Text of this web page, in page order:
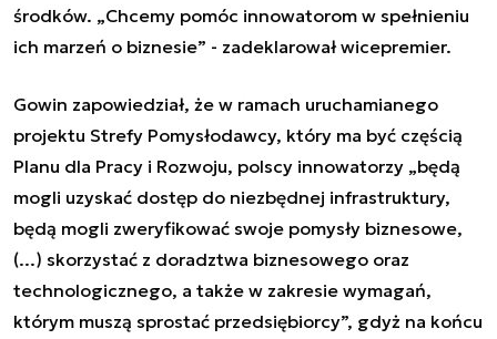
środków. „Chcemy pomóc innowatorom w spełnieniu
ich marzeń o biznesie” - zadeklarował wicepremier.
Gowin zapowiedział, że w ramach uruchamianego
projektu Strefy Pomysłodawcy, który ma być częścią
Planu dla Pracy i Rozwoju, polscy innowatorzy „będą
mogli uzyskać dostęp do niezbędnej infrastruktury,
będą mogli zweryfikować swoje pomysły biznesowe,
(...) skorzystać z doradztwa biznesowego oraz
technologicznego, a także w zakresie wymagań,
którym muszą sprostać przedsiębiorcy”, gdyż na końcu